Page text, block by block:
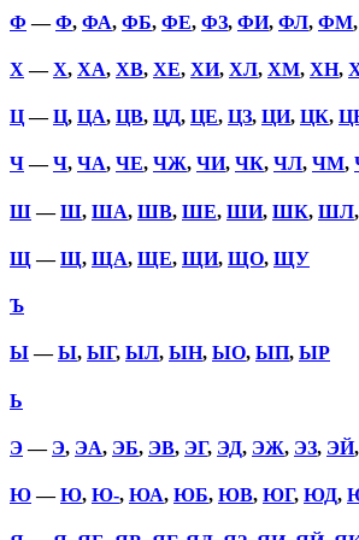
Ф —Ф, ФА, ФБ, ФЕ, ФЗ, ФИ, ФЛ, ФМ,
Х —Х, ХА, ХВ, ХЕ, ХИ, ХЛ, ХМ, ХН,
Ц—Ц, ЦА, ЦВ, ЦД, ЦЕ, ЦЗ, ЦИ, ЦК,
Ч—Ч, ЧА, ЧЕ, ЧЖ, ЧИ, ЧК, ЧЛ, ЧМ,
Ш—Ш, ША, ШВ, ШЕ, ШИ, ШК, ШЛ,
Щ —Щ, ЩА, ЩЕ, ЩИ, ЩО, ЩУ
Ъ
Ы—Ы, ЫГ, ЫЛ, ЫН, ЫО, ЫП, ЫР
Ь
Э— Э, ЭА, ЭБ, ЭВ, ЭГ, ЭД, ЭЖ, ЭЗ, ЭЙ,
Ю—Ю, Ю-, ЮА, ЮБ, ЮВ, ЮГ, ЮД,